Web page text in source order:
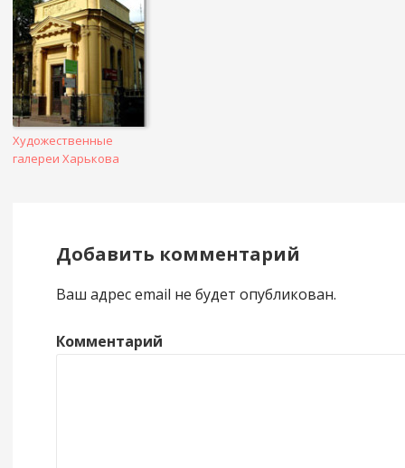
Художественные
галереи Харькова
Добавить комментарий
Ваш адрес email не будет опубликован.
Комментарий